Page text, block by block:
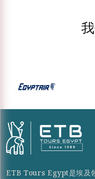
ETB Tours Egypt是埃及